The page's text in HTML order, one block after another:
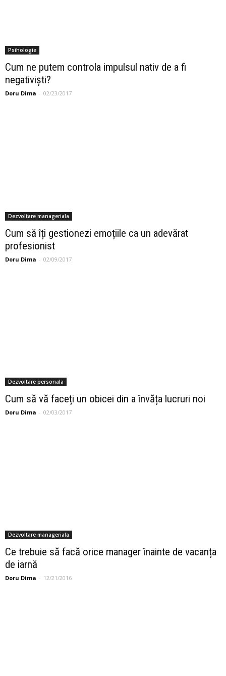
Psihologie
Cum ne putem controla impulsul nativ de a fi
negativiști?
Doru Dima - 02/23/2017
Dezvoltare manageriala
Cum să îți gestionezi emoțiile ca un adevărat
profesionist
Doru Dima - 02/09/2017
Dezvoltare personala
Cum să vă faceți un obicei din a învăța lucruri noi
Doru Dima - 02/03/2017
Dezvoltare manageriala
Ce trebuie să facă orice manager înainte de vacanța
de iarnă
Doru Dima - 12/21/2016